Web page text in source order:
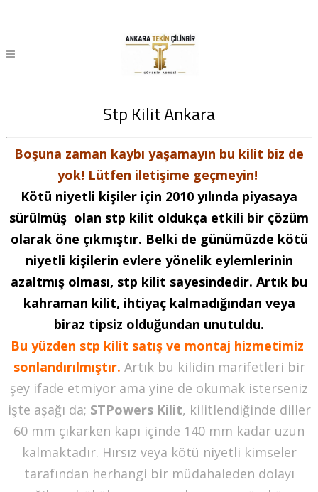
Stp Kilit Ankara
Boşuna zaman kaybı yaşamayın bu kilit biz de
yok! Lütfen iletişime geçmeyin!
Kötü niyetli kişiler için 2010 yılında piyasaya
sürülmüş olan stp kilit oldukça etkili bir çözüm
olarak öne çıkmıştır. Belki de günümüzde kötü
niyetli kişilerin evlere yönelik eylemlerinin
azaltmış olması, stp kilit sayesindedir. Artık bu
kahraman kilit, ihtiyaç kalmadığından veya
biraz tipsiz olduğundan unutuldu.
Bu yüzden stp kilit satış ve montaj hizmetimiz
sonlandırılmıştır. Artık bu kilidin marifetleri bir
şey ifade etmiyor ama yine de okumak isterseniz
işte aşağı da; STPowers Kilit, kilitlendiğinde diller
60 mm çıkarken kapı içinde 140 mm kadar uzun
kalmaktadır. Hırsız veya kötü niyetli kimseler
tarafından herhangi bir müdahaleden dolayı